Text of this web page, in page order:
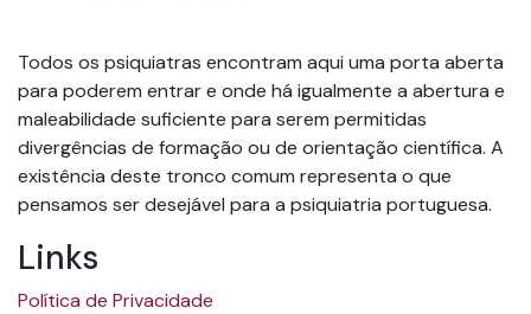
Todos os psiquiatras encontram aqui uma porta aberta
para poderem entrar e onde há igualmente a abertura e
maleabilidade suficiente para serem permitidas
divergências de formação ou de orientação científica. A
existência deste tronco comum representa o que
pensamos ser desejável para a psiquiatria portuguesa.
Links
Política de Privacidade